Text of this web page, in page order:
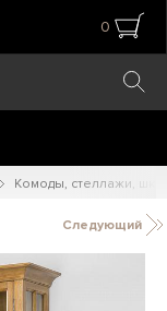
0
Комоды, стеллажи,
Следующий